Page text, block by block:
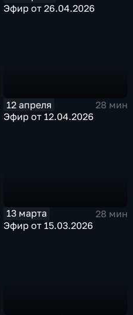
Эфир от 26.04.2026
12 апреля
28 мин
Эфир от 12.04.2026
13 марта
28 мин
Эфир от 15.03.2026